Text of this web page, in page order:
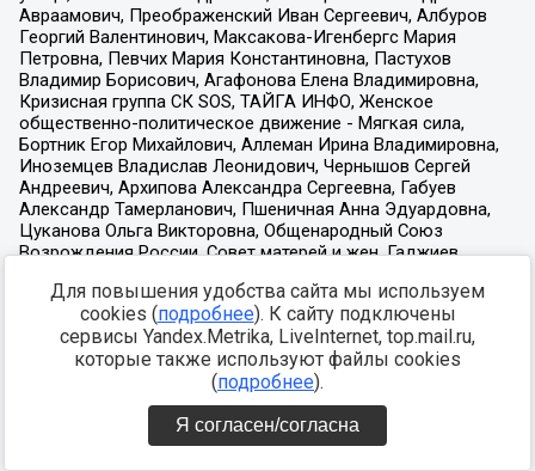
Для повышения удобства сайта мы используем
cookies (подробнее). К сайту подключены
сервисы Yandex.Metrika, LiveInternet, top.mail.ru,
которые также используют файлы cookies
(подробнее).
Я согласен/согласна